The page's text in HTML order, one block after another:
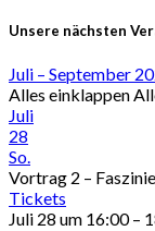
Unsere nächsten
Juli – September
Alles einklappen
Juli
28
So.
Vortrag 2 –
Tickets
Juli 28 um 16:00 –